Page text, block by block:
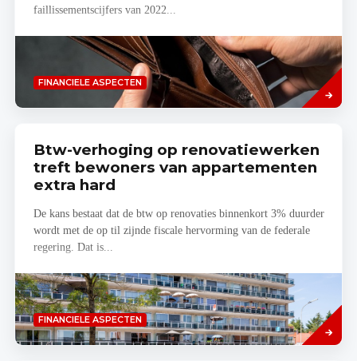
faillissementscijfers van 2022...
FINANCIELE ASPECTEN
Lees
meer
Btw-verhoging op renovatiewerken
treft bewoners van appartementen
extra hard
De kans bestaat dat de btw op renovaties binnenkort 3% duurder
wordt met de op til zijnde fiscale hervorming van de federale
regering. Dat is...
FINANCIELE ASPECTEN
Lees
meer